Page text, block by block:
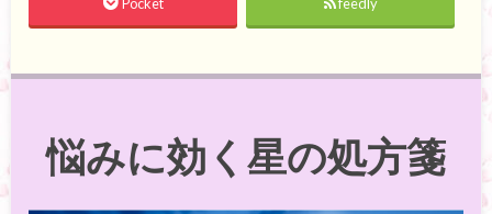
悩みに効く星の処方箋